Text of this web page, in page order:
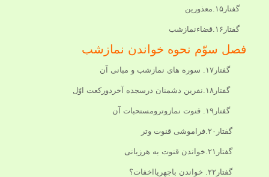
گفتار۱۵.معذورین
گفتار۱۶.قضاءنمازشب
فصل سوّم نحوه خواندن نمازشب
گفتار۱۷. سوره های نمازشب و مبانی آن
گفتار۱۸.نفرین دشمنان درسجده آخردورکعت اوّل
گفتار۱۹. قنوت نمازوترومستحبات آن
گفتار۲۰.فراموشی قنوت وتر
گفتار۲۱.خواندن قنوت به هرزبانی
گفتار۲۲. خواندن باجهریااخفات؟